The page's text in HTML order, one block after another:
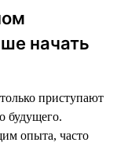
начать
приступают
будущего.
опыта, часто